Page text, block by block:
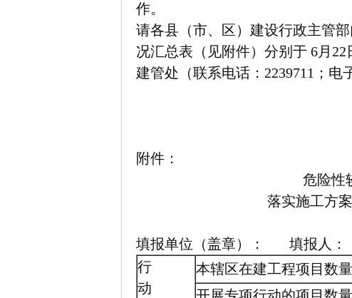
作。
请各县（市、区）建设行政主管
况汇总表（见附件）分别于 6月
建管处（联系电话：2239711；电
附件：
危险性
落实施工方
填报单位（盖章）： 填报人：
行
动
本辖区在建工程项目数量